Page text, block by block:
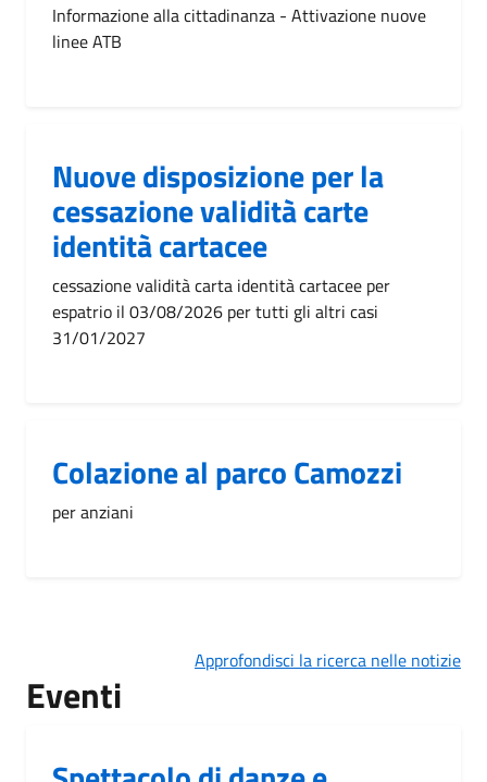
Informazione alla cittadinanza - Attivazione nuove
linee ATB
Nuove disposizione per la
cessazione validità carte
identità cartacee
cessazione validità carta identità cartacee per
espatrio il 03/08/2026 per tutti gli altri casi
31/01/2027
Colazione al parco Camozzi
per anziani
Approfondisci la ricerca nelle notizie
Eventi